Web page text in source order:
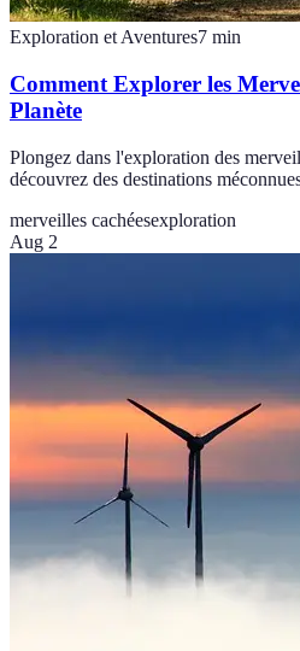
Exploration et Aventures7 min
Comment Explorer les
Planète
Plongez dans l'exploration des
découvrez des destinations
merveilles cachéesexploration
Aug 2